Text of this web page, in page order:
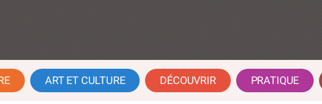
ART ET CULTURE DÉCOUVRIR PRATIQUE